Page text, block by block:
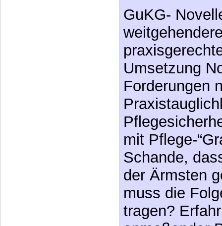
GuKG-
Umsetzung
Forderungen
mit Pflege-
Schande,
der Ärmsten
muss die
tragen?